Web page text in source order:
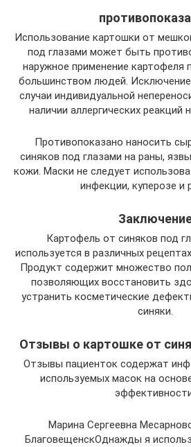
Использование картошки от
под глазами может быть
наружное применение картофеля
большинством людей.
случаи индивидуальной
наличии аллергических реакций
Противопоказано наносить
синяков под глазами на раны,
кожи. Маски не следует
инфекции, куперозе и
Картофель от синяков под
используется в различных
Продукт содержит множество
позволяющих восстановить
устранить косметические
синяки.
Отзывы о картошке от
Отзывы пациенток содержат
используемых масок на
Марина Сергеевна
БлаговещенскОднажды я